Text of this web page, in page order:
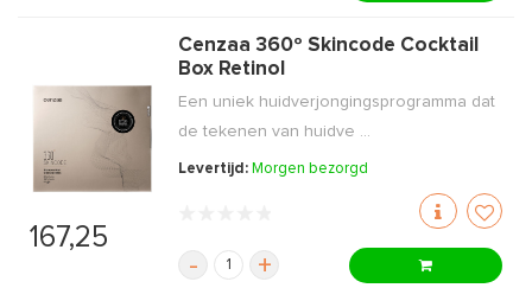
167,25
Cenzaa 360º Skincode Cocktail
Box Retinol
Een uniek huidverjongingsprogramma dat
de tekenen van huidve ...
Levertijd: Morgen bezorgd
- +